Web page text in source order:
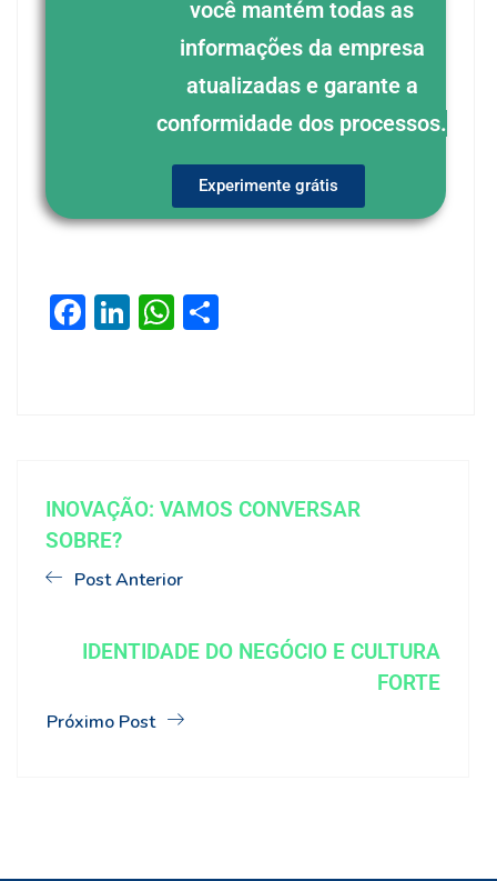
você mantém todas as
informações da empresa
atualizadas e garante a
conformidade dos processos.
Experimente grátis
Facebook
LinkedIn
WhatsApp
INOVAÇÃO: VAMOS CONVERSAR
SOBRE?
Post Anterior
IDENTIDADE DO NEGÓCIO E CULTURA
FORTE
Próximo Post